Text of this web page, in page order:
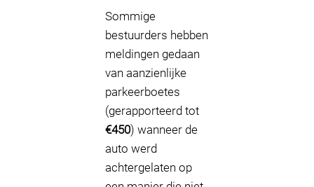
Sommige
bestuurders hebben
meldingen gedaan
van aanzienlijke
parkeerboetes
(gerapporteerd tot
€450) wanneer de
auto werd
achtergelaten op